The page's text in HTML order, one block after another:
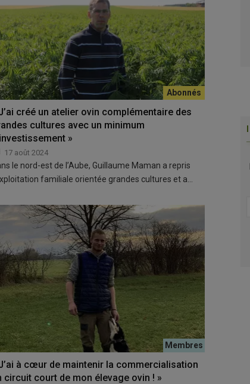
créé un atelier ovin complémentaire des
cultures avec un minimum
»
17 août 2024
le nord-est de l’Aube, Guillaume Maman a repris
familiale orientée grandes cultures et a…
à cœur de maintenir la commercialisation
circuit court de mon élevage ovin ! »